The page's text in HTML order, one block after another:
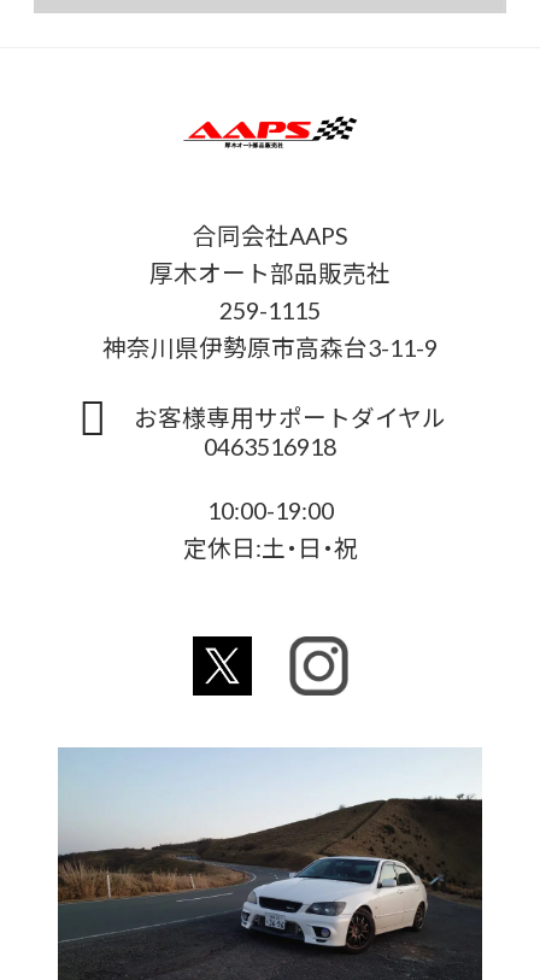
合同会社AAPS
厚木オート部品販売社
259-1115
神奈川県伊勢原市高森台3-11-9
お客様専用サポートダイヤル
0463516918
10:00-19:00
定休日:土・日・祝